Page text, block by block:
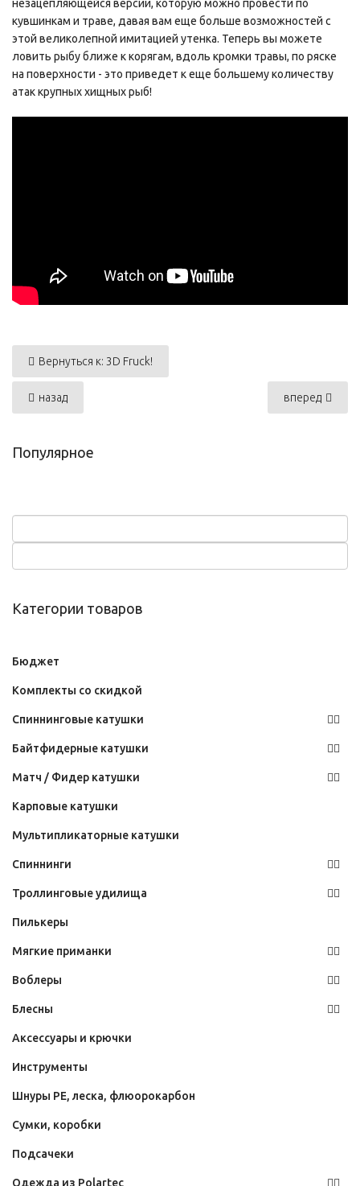
незацепляющейся версии, которую можно провести по
кувшинкам и траве, давая вам еще больше возможностей с
этой великолепной имитацией утенка. Теперь вы можете
ловить рыбу ближе к корягам, вдоль кромки травы, по ряске
на поверхности - это приведет к еще большему количеству
атак крупных хищных рыб!
Вернуться к: 3D Fruck!
вперед
назад
Популярное
Категории товаров
Бюджет
Комплекты со скидкой
Спиннинговые катушки
Байтфидерные катушки
Матч / Фидер катушки
Карповые катушки
Мультипликаторные катушки
Спиннинги
Троллинговые удилища
Пилькеры
Мягкие приманки
Воблеры
Блесны
Аксессуары и крючки
Инструменты
Шнуры PE, леска, флюорокарбон
Сумки, коробки
Подсачеки
Одежда из Polartec